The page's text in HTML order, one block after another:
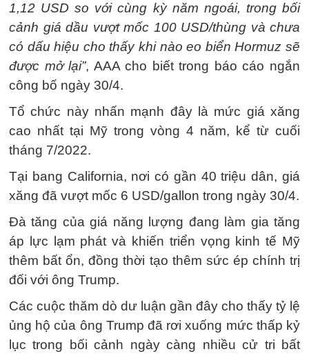
1,12 USD so với cùng kỳ năm ngoái, trong bối
cảnh giá dầu vượt mốc 100 USD/thùng và chưa
có dấu hiệu cho thấy khi nào eo biển Hormuz sẽ
được mở lại”, AAA cho biết trong báo cáo ngắn
công bố ngày 30/4.
Tổ chức này nhấn mạnh đây là mức giá xăng
cao nhất tại Mỹ trong vòng 4 năm, kể từ cuối
tháng 7/2022.
Tại bang California, nơi có gần 40 triệu dân, giá
xăng đã vượt mốc 6 USD/gallon trong ngày 30/4.
Đà tăng của giá năng lượng đang làm gia tăng
áp lực lạm phát và khiến triển vọng kinh tế Mỹ
thêm bất ổn, đồng thời tạo thêm sức ép chính trị
đối với ông Trump.
Các cuộc thăm dò dư luận gần đây cho thấy tỷ lệ
ủng hộ của ông Trump đã rơi xuống mức thấp kỷ
lục trong bối cảnh ngày càng nhiều cử tri bất